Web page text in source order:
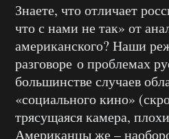
Знаете, что отличает
что с нами не так» от
американского? Наши
разговоре о проблемах
большинстве случаев
«социального кино»
трясущаяся камера,
Американцы же –